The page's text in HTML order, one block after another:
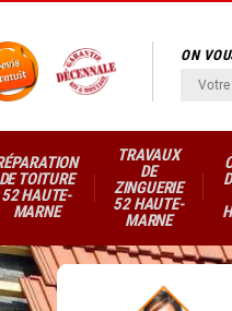
ON
DE TOITURE
52 HAUTE-
MARNE
TRAVAUX
DE
ZINGUERIE
52 HAUTE-
MARNE